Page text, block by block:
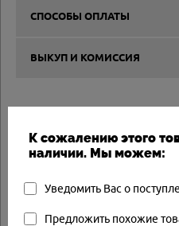
СПОСОБЫ ОПЛАТЫ
ВЫКУП И КОМИССИЯ
К сожалению этого
наличии. Мы можем:
Уведомить Вас о
Предложить похожие
Арт.: HLX-E3006/223